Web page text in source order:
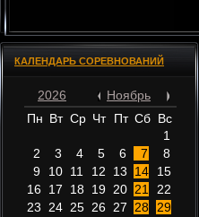
КАЛЕНДАРЬ СОРЕВНОВАНИЙ
2026
Ноябрь
Пн Вт Ср Чт Пт Сб Вс
1
2
3 4 5 6 7
8
9
10 11 12 13 14
15
16 17 18 19 20 21
22
23
24 25 26 27 28
29